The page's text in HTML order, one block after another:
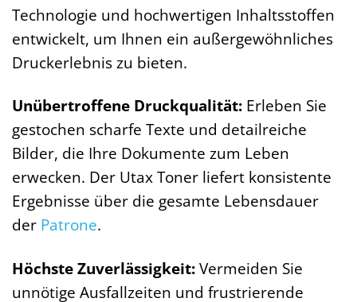
Technologie und hochwertigen Inhaltsstoffen
entwickelt, um Ihnen ein außergewöhnliches
Druckerlebnis zu bieten.
Unübertroffene Druckqualität: Erleben Sie
gestochen scharfe Texte und detailreiche
Bilder, die Ihre Dokumente zum Leben
erwecken. Der Utax Toner liefert konsistente
Ergebnisse über die gesamte Lebensdauer
der Patrone.
Höchste Zuverlässigkeit:Vermeiden Sie
unnötige Ausfallzeiten und frustrierende